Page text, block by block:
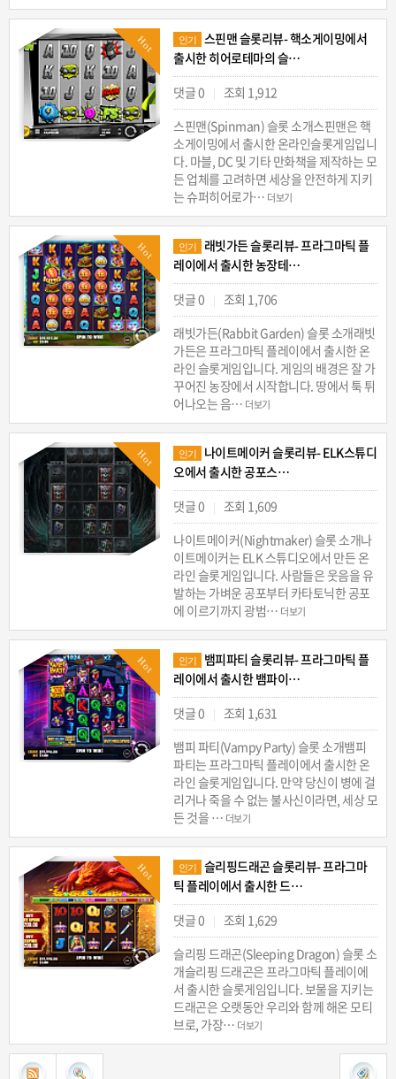
Hot 인기
스핀맨 슬롯리뷰- 핵소게이밍에서
출시한 히어로테마의 슬…
댓글 0
| 조회 1,912
스핀맨(Spinman) 슬롯 소개스핀맨은 핵
소게이밍에서 출시한 온라인슬롯게임입니
다. 마블, DC 및 기타 만화책을 제작하는 모
든 업체를 고려하면 세상을 안전하게 지키
는 슈퍼히어로가… 더보기
Hot 인기
래빗가든 슬롯리뷰- 프라그마틱 플
레이에서 출시한 농장테…
댓글 0
| 조회 1,706
래빗가든(Rabbit Garden) 슬롯 소개래빗
가든은 프라그마틱 플레이에서 출시한 온
라인 슬롯게임입니다. 게임의 배경은 잘 가
꾸어진 농장에서 시작합니다. 땅에서 툭 튀
어나오는 음… 더보기
Hot 인기
나이트메이커 슬롯리뷰- ELK스튜디
오에서 출시한 공포스…
댓글 0
| 조회 1,609
나이트메이커(Nightmaker) 슬롯 소개나
이트메이커는 ELK 스튜디오에서 만든 온
라인 슬롯게임입니다. 사람들은 웃음을 유
발하는 가벼운 공포부터 카타토닉한 공포
에 이르기까지 광범… 더보기
Hot 인기
뱀피파티 슬롯리뷰- 프라그마틱 플
레이에서 출시한 뱀파이…
댓글 0
| 조회 1,631
뱀피 파티(Vampy Party) 슬롯 소개뱀피
파티는 프라그마틱 플레이에서 출시한 온
라인 슬롯게임입니다. 만약 당신이 병에 걸
리거나 죽을 수 없는 불사신이라면, 세상 모
든 것을 … 더보기
Hot 인기
슬리핑드래곤 슬롯리뷰- 프라그마
틱 플레이에서 출시한 드…
댓글 0
| 조회 1,629
슬리핑 드래곤(Sleeping Dragon) 슬롯 소
개슬리핑 드래곤은 프라그마틱 플레이에
서 출시한 슬롯게임입니다. 보물을 지키는
드래곤은 오랫동안 우리와 함께 해온 모티
브로, 가장… 더보기